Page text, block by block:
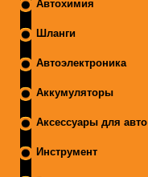
Автохимия
Шланги
Автоэлектроника
Аккумуляторы
Аксессуары для авто
Инструмент